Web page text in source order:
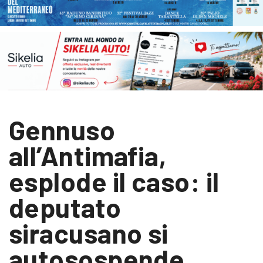
Gennuso
all’Antimafia,
esplode il caso: il
deputato
siracusano si